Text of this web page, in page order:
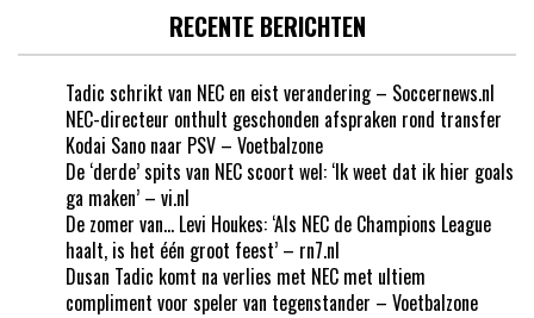
RECENTE BERICHTEN
Tadic schrikt van NEC en eist verandering – Soccernews.nl
NEC-directeur onthult geschonden afspraken rond transfer
Kodai Sano naar PSV – Voetbalzone
De ‘derde’ spits van NEC scoort wel: ‘Ik weet dat ik hier goals
ga maken’ – vi.nl
De zomer van… Levi Houkes: ‘Als NEC de Champions League
haalt, is het één groot feest’ – rn7.nl
Dusan Tadic komt na verlies met NEC met ultiem
compliment voor speler van tegenstander – Voetbalzone